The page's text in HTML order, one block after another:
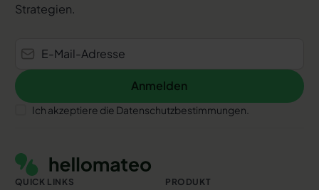
Strategien.
Anmelden
Anmelden
Ich akzeptiere die Datenschutzbestimmungen.
QUICK LINKS PRODUKT